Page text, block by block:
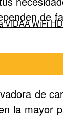
VIDAA WiFi
de
de
la